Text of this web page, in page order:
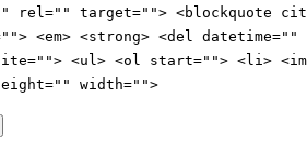
rel="" target=""> <blockquote
<em> <strong> <del
<ul> <ol start=""> <li>
width="">